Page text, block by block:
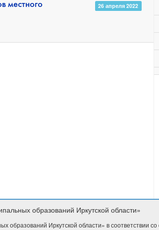
местного
26 апреля 2022
образований Иркутской области»
образований Иркутской области» в соответствии со